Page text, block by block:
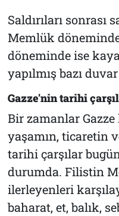
Saldırıları sonrası
Memlük
döneminde ise
yapılmış bazı
Gazze'nin tarihi
Bir zamanlar
yaşamın, ticaretin
tarihi çarşılar
durumda. Filistin
ilerleyenleri
baharat, et, balık,